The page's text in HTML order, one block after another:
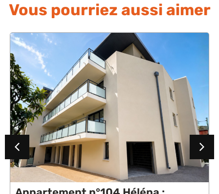
Vous pourriez aussi aimer